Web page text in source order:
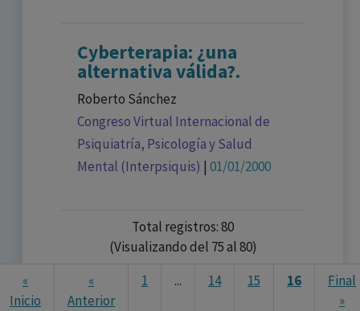
Cyberterapia: ¿una
alternativa válida?.
Roberto Sánchez
Congreso Virtual Internacional de
Psiquiatría, Psicología y Salud
Mental (Interpsiquis) | 01/01/2000
Total registros: 80
(Visualizando del 75 al 80)
«
Inicio
«
Anterior
1 ... 14 15 16
Final
»